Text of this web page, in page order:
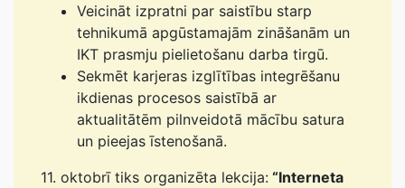
Veicināt izpratni par saistību starp
tehnikumā apgūstamajām zināšanām un
IKT prasmju pielietošanu darba tirgū.
Sekmēt karjeras izglītības integrēšanu
ikdienas procesos saistībā ar
aktualitātēm pilnveidotā mācību satura
un pieejas īstenošanā.
11. oktobrī tiks organizēta lekcija: “Interneta